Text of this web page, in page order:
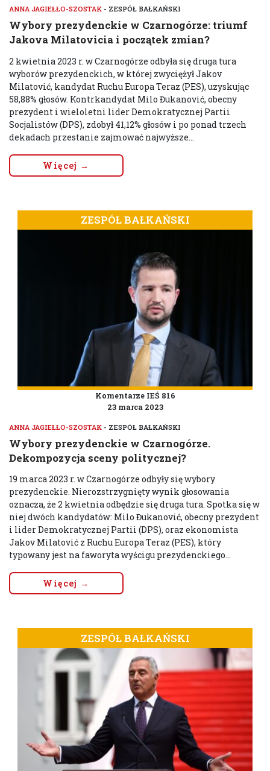
ANNA JAGIEŁŁO-SZOSTAK - ZESPÓŁ BAŁKAŃSKI
Wybory prezydenckie w Czarnogórze: triumf
Jakova Milatovicia i początek zmian?
2 kwietnia 2023 r. w Czarnogórze odbyła się druga tura
wyborów prezydenckich, w której zwyciężył Jakov
Milatović, kandydat Ruchu Europa Teraz (PES), uzyskując
58,88% głosów. Kontrkandydat Milo Đukanović, obecny
prezydent i wieloletni lider Demokratycznej Partii
Socjalistów (DPS), zdobył 41,12% głosów i po ponad trzech
dekadach przestanie zajmować najwyższe...
Więcej →
ZESPÓŁ BAŁKAŃSKI
Komentarze IEŚ 816
23 marca 2023
ANNA JAGIEŁŁO-SZOSTAK - ZESPÓŁ BAŁKAŃSKI
Wybory prezydenckie w Czarnogórze.
Dekompozycja sceny politycznej?
19 marca 2023 r. w Czarnogórze odbyły się wybory
prezydenckie. Nierozstrzygnięty wynik głosowania
oznacza, że 2 kwietnia odbędzie się druga tura. Spotka się w
niej dwóch kandydatów: Milo Đukanović, obecny prezydent
i lider Demokratycznej Partii (DPS), oraz ekonomista
Jakov Milatović z Ruchu Europa Teraz (PES), który
typowany jest na faworyta wyścigu prezydenckiego...
Więcej →
ZESPÓŁ BAŁKAŃSKI